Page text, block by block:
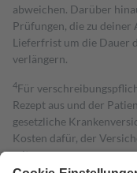
abweichen. Darüber
Prüfungen, die zu
Lieferfrist um die Dauer
verlängern.
4Für
Rezept aus und der
gesetzliche
Kosten dafür, der
mit.